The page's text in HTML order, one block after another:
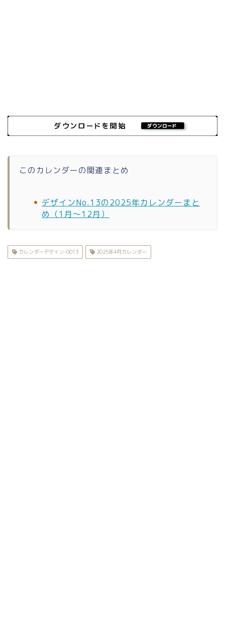
このカレンダーの関連まとめ
デザインNo.13の2025年カレンダーまと
め（1月〜12月）
カレンダーデザイン-0013 2025年4月カレンダー